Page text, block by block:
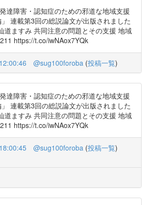
達障害・認知症のための邪道な地域支援
連載第3回の総説論文が出版されました
道ますみ 共同注意の問題とその支援 地域
https://t.co/iwNAox7YQk
@sug100foroba (投稿一覧)
達障害・認知症のための邪道な地域支援
連載第3回の総説論文が出版されました
道ますみ 共同注意の問題とその支援 地域
https://t.co/iwNAox7YQk
@sug100foroba (投稿一覧)